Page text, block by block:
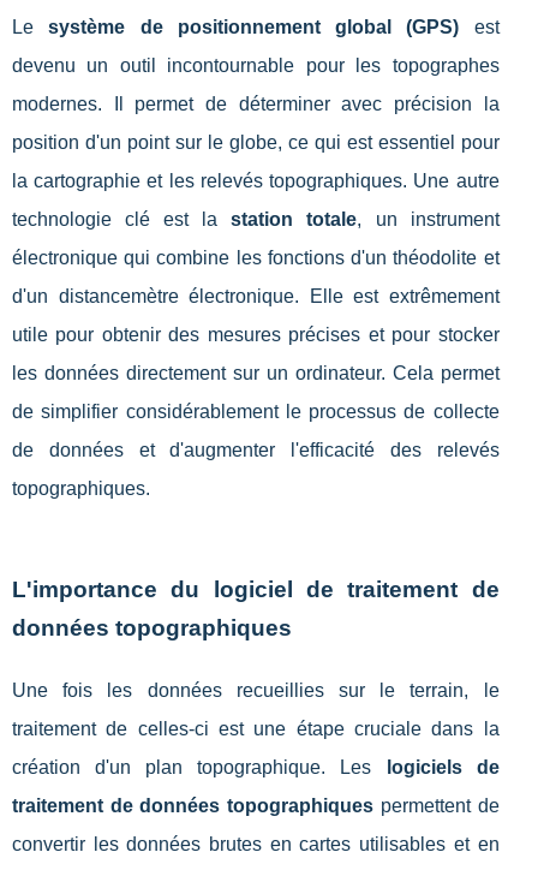
Lesystème de positionnement global (GPS) est
devenu un outil incontournable pour les topographes
modernes. Il permet de déterminer avec précision la
position d'un point sur le globe, ce qui est essentiel pour
la cartographie et les relevés topographiques. Une autre
technologie clé est lastation totale, un instrument
électronique qui combine les fonctions d'un théodolite et
d'un distancemètre électronique. Elle est extrêmement
utile pour obtenir des mesures précises et pour stocker
les données directement sur un ordinateur. Cela permet
de simplifier considérablement le processus de collecte
de données et d'augmenter l'efficacité des relevés
topographiques.
L'importance du logiciel de traitement de
données topographiques
Une fois les données recueillies sur le terrain, le
traitement de celles-ci est une étape cruciale dans la
création d'un plan topographique. Les
logiciels de
traitement de données topographiques permettent de
convertir les données brutes en cartes utilisables et en